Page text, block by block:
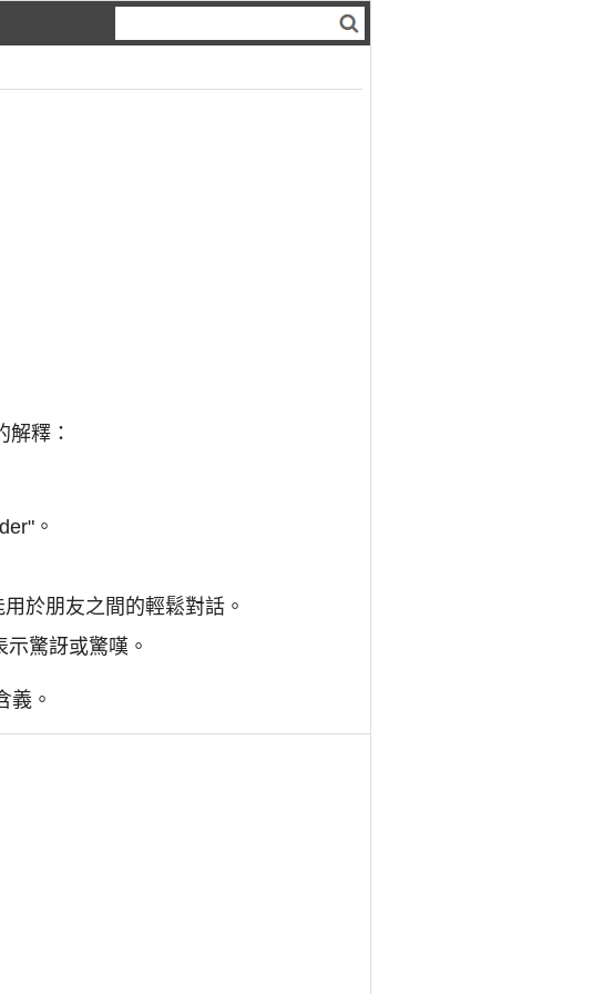
釋：
。
於朋友之間的輕鬆對話。
驚訝或驚嘆。
義。